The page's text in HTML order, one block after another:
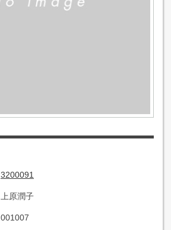
3200091
上原潤子
001007